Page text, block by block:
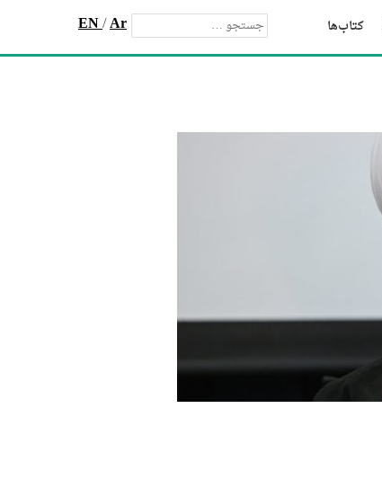
EN/Ar کتاب‌ها